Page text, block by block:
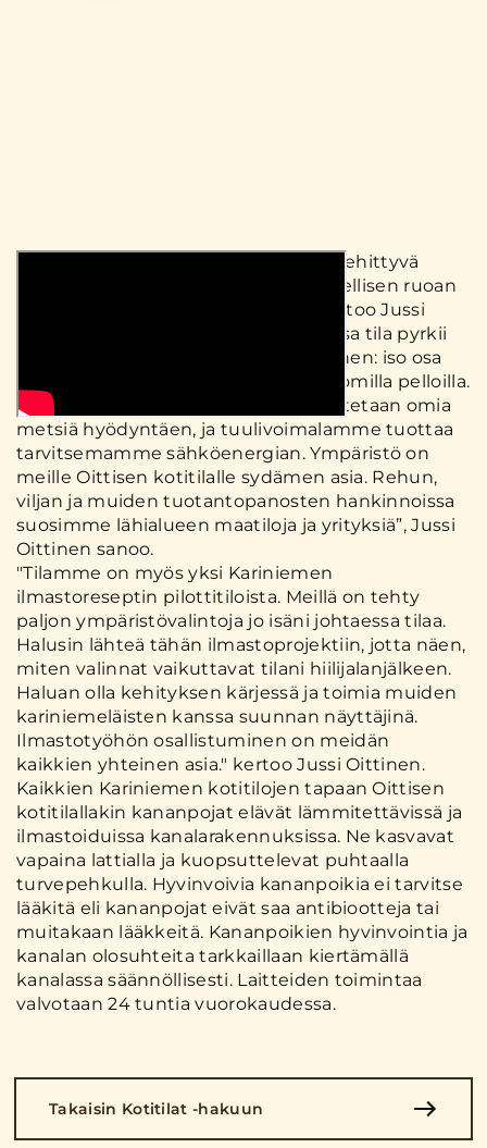
Oittisen kotitila on nykyaikainen ja kehittyvä
perheyritys. ”Meille puhtaan ja terveellisen ruoan
tuottaminen on kaiken perusta”, kertoo Jussi
Oittinen. Kananpoikien kasvatuksessa tila pyrkii
olemaan mahdollisimman omavarainen: iso osa
kananpoikien ravinnosta tuotetaan omilla pelloilla.
”Myös kanaloiden lämpöenergia tuotetaan omia
metsiä hyödyntäen, ja tuulivoimalamme tuottaa
tarvitsemamme sähköenergian. Ympäristö on
meille Oittisen kotitilalle sydämen asia. Rehun,
viljan ja muiden tuotantopanosten hankinnoissa
suosimme lähialueen maatiloja ja yrityksiä”, Jussi
Oittinen sanoo.
"Tilamme on myös yksi Kariniemen
ilmastoreseptin pilottitiloista. Meillä on tehty
paljon ympäristövalintoja jo isäni johtaessa tilaa.
Halusin lähteä tähän ilmastoprojektiin, jotta näen,
miten valinnat vaikuttavat tilani hiilijalanjälkeen.
Haluan olla kehityksen kärjessä ja toimia muiden
kariniemeläisten kanssa suunnan näyttäjinä.
Ilmastotyöhön osallistuminen on meidän
kaikkien yhteinen asia." kertoo Jussi Oittinen.
Kaikkien Kariniemen kotitilojen tapaan Oittisen
kotitilallakin kananpojat elävät lämmitettävissä ja
ilmastoiduissa kanalarakennuksissa. Ne kasvavat
vapaina lattialla ja kuopsuttelevat puhtaalla
turvepehkulla. Hyvinvoivia kananpoikia ei tarvitse
lääkitä eli kananpojat eivät saa antibiootteja tai
muitakaan lääkkeitä. Kananpoikien hyvinvointia ja
kanalan olosuhteita tarkkaillaan kiertämällä
kanalassa säännöllisesti. Laitteiden toimintaa
valvotaan 24 tuntia vuorokaudessa.
Takaisin Kotitilat -hakuun